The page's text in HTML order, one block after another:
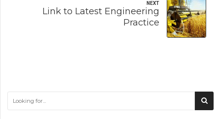
NEXT
Link to Latest Engineering
Practice